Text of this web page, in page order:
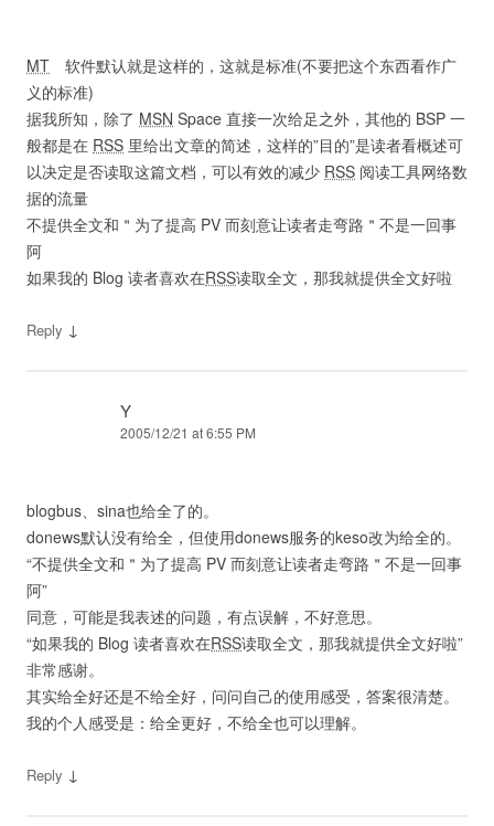
MT 软件默认就是这样的，这就是标准(不要把这个东西看作广
义的标准)
据我所知，除了 MSN Space 直接一次给足之外，其他的 BSP 一
般都是在 RSS 里给出文章的简述，这样的”目的”是读者看概述可
以决定是否读取这篇文档，可以有效的减少 RSS 阅读工具网络数
据的流量
不提供全文和＂为了提高 PV 而刻意让读者走弯路＂不是一回事
阿
如果我的 Blog 读者喜欢在RSS读取全文，那我就提供全文好啦
Reply ↓
Y
2005/12/21 at 6:55 PM
blogbus、sina也给全了的。
donews默认没有给全，但使用donews服务的keso改为给全的。
“不提供全文和＂为了提高 PV 而刻意让读者走弯路＂不是一回事
阿”
同意，可能是我表述的问题，有点误解，不好意思。
“如果我的 Blog 读者喜欢在RSS读取全文，那我就提供全文好啦”
非常感谢。
其实给全好还是不给全好，问问自己的使用感受，答案很清楚。
我的个人感受是：给全更好，不给全也可以理解。
Reply ↓